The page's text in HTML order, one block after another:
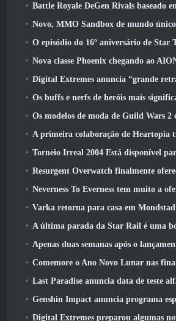
Battle Royale DeGen Rivals baseado em Crazy Kart combina todas as coisas que você
Novo, MMO Sandbox de mundo único DreamWorld chegando
O episódio do 16º aniversário de Star Trek Online é lançado como
Nova classe Phoenix chegando ao AION Classic
Digital Extremes anuncia “grande retrabalho” do sistema de
Os buffs e nerfs de heróis mais
Os modelos de moda de Guild Wars 2 estão sendo reformulados
A primeira colaboração de Heartopia traz a magia da
Torneio Irreal 2004 Está disponível para jogar de graça e a Epic
Resurgent Overwatch finalmente oferece
Neverness To Everness tem muito a oferecer aos
Varka retorna para casa em Mondstadt, E traz problemas com ele na
A última parada da Star Rail é uma
Apenas duas semanas após o lançamento de Highguard, Wildlight
Comemore o Ano Novo Lunar nas finais com o
Last Paradise anuncia data de teste
Genshin Impact anuncia programa
Digital Extremes preparou algumas novidades legais para